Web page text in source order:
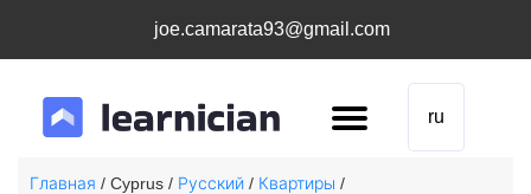
joe.camarata93@gmail.com
ru
Главная / Cyprus / Русский / Квартиры /